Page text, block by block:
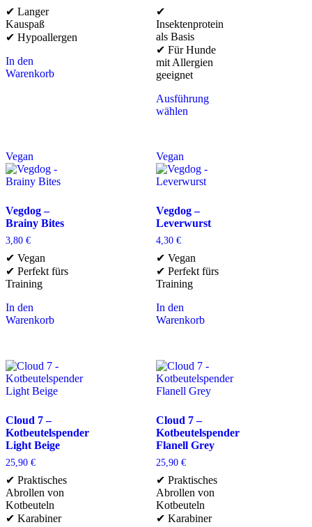
✔ Langer
Kauspaß
✔ Hypoallergen
In den
Warenkorb
✔
Insektenprotein
als Basis
✔ Für Hunde
mit Allergien
geeignet
Ausführung
wählen
Vegan
Vegdog –
Brainy Bites
3,80 €
✔ Vegan
✔ Perfekt fürs
Training
In den
Warenkorb
Vegan
Vegdog –
Leverwurst
4,30 €
✔ Vegan
✔ Perfekt fürs
Training
In den
Warenkorb
Cloud 7 –
Kotbeutelspender
Light Beige
25,90 €
✔ Praktisches
Abrollen von
Kotbeuteln
✔ Karabiner
Cloud 7 –
Kotbeutelspender
Flanell Grey
25,90 €
✔ Praktisches
Abrollen von
Kotbeuteln
✔ Karabiner